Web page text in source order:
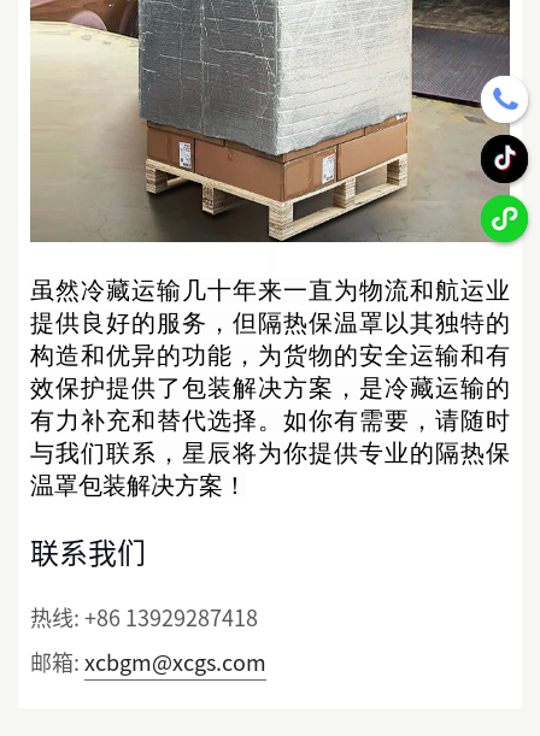
虽然冷藏运输 几十年来一直为物流和航运业
提供良好的服务，但 隔热保温罩以其独特的
构造和优异的功能，为货物的安全运输和有
效保护提供了包装解决方案 ， 是冷藏运输的
有力补充和替代选择。如你有需要，请随时
与我们联系， 星辰将为你提供专业的隔热保
温罩包装解决方案！
联系我们
热线:+86 13929287418
邮箱:xcbgm@xcgs.com